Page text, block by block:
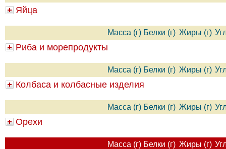
Яйца
Масса (г) Белки (г) Жиры (г)
Риба и морепродукты
Масса (г) Белки (г) Жиры (г)
Колбаса и колбасные изделия
Масса (г) Белки (г) Жиры (г)
Орехи
Масса (г) Белки (г) Жиры (г)